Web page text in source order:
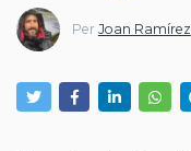
Per Joan Ramírez